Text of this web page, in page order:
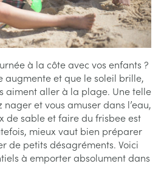
à la côte avec vos enfants ?
augmente et que le soleil brille,
aiment aller à la plage. Une telle
et vous amuser dans l’eau,
de sable et faire du frisbee est
mieux vaut bien préparer
de petits désagréments. Voici
à emporter absolument dans